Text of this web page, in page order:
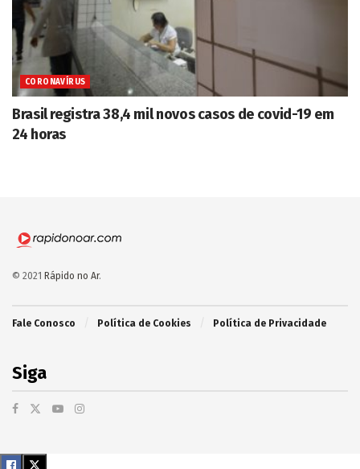
CORONAVÍRUS
Brasil registra 38,4 mil novos casos de covid-19 em
24 horas
© 2021 Rápido no Ar.
Fale Conosco Política de Cookies Política de Privacidade
Siga